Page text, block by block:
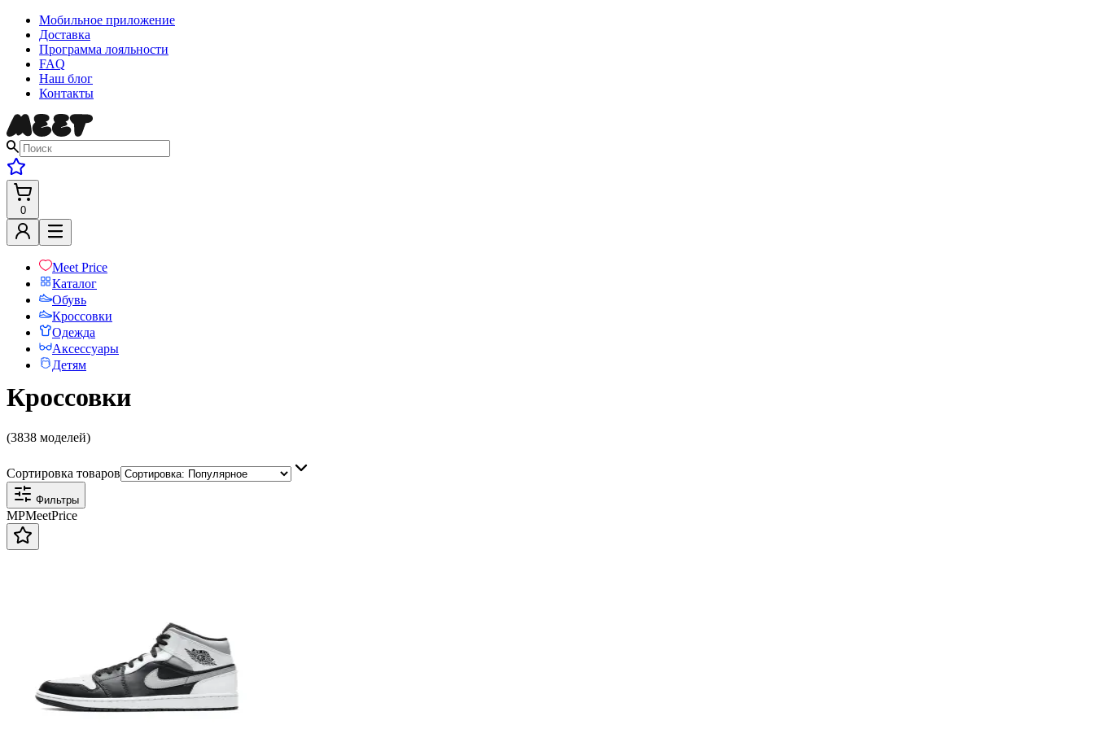
Мобильное приложение
Доставка
Программа лояльности
FAQ
Наш блог
Контакты
0
Meet Price
Каталог
Обувь
Кроссовки
Одежда
Аксессуары
Детям
Кроссовки
(3838 моделей)
Сортировка товаров
Фильтры
MPMeetPrice